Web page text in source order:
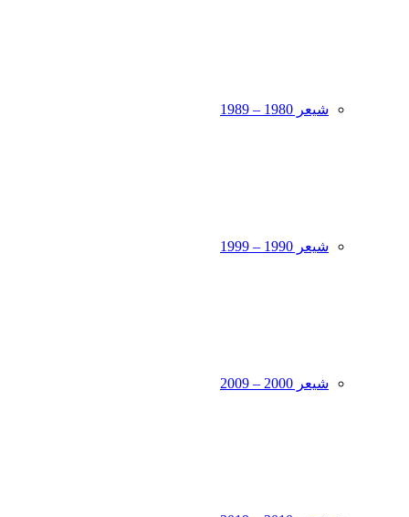
شیعر 1980 – 1989
شیعر 1990 – 1999
شیعر 2000 – 2009